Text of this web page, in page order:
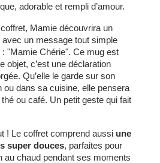
adorable et rempli d’amour.
Mamie découvrira un
avec un message tout simple
: "Mamie Chérie". Ce mug est
objet, c’est une déclaration
Qu’elle le garde sur son
ou dans sa cuisine, elle pensera
ou café. Un petit geste qui fait
! Le coffret comprend aussi une
super douces, parfaites pour
au chaud pendant ses moments